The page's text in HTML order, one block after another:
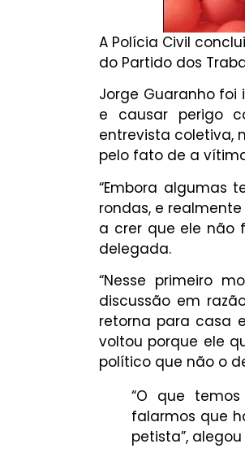
A Polícia Civil
do Partido dos
Jorge Guaranho
e causar perigo
entrevista coletiva,
pelo fato de a
“Embora algumas
rondas, e
a crer que ele não
delegada.
“Nesse primeiro
discussão em
retorna para casa
voltou porque ele
político que não o
“O que
falarmos que
petista”,